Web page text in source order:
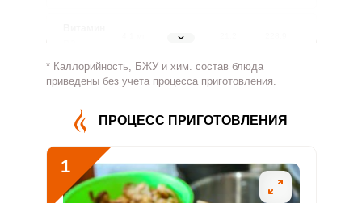
1.8 мг
Витамин
0.5 мг 500 мг 0 0.1
Витамин
В5
Витамин
В6
0.4 мг 2 мг 21.6
* Каллорийность, БЖУ и хим. состав блюда
приведены без учета процесса приготовления.
ПРОЦЕСС ПРИГОТОВЛЕНИЯ
1